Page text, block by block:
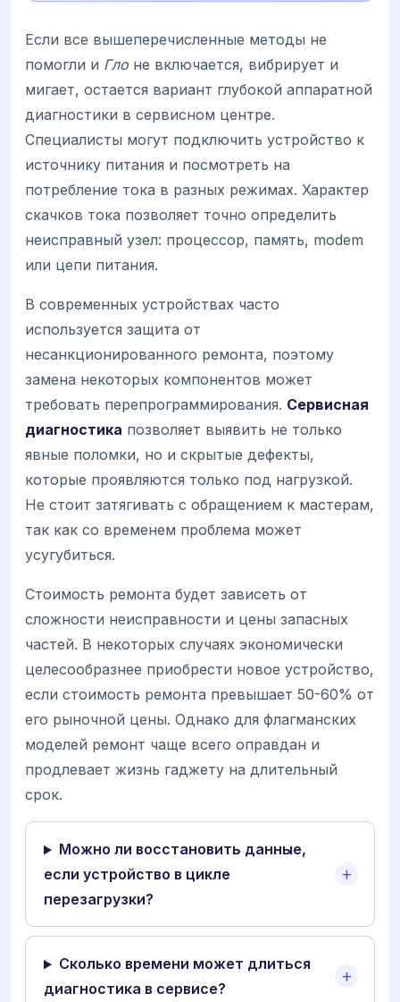
Если все вышеперечисленные методы не
помогли и Гло не включается, вибрирует и
мигает, остается вариант глубокой аппаратной
диагностики в сервисном центре.
Специалисты могут подключить устройство к
источнику питания и посмотреть на
потребление тока в разных режимах. Характер
скачков тока позволяет точно определить
неисправный узел: процессор, память, modem
или цепи питания.
В современных устройствах часто
используется защита от
несанкционированного ремонта, поэтому
замена некоторых компонентов может
требовать перепрограммирования. Сервисная
диагностика позволяет выявить не только
явные поломки, но и скрытые дефекты,
которые проявляются только под нагрузкой.
Не стоит затягивать с обращением к мастерам,
так как со временем проблема может
усугубиться.
Стоимость ремонта будет зависеть от
сложности неисправности и цены запасных
частей. В некоторых случаях экономически
целесообразнее приобрести новое устройство,
если стоимость ремонта превышает 50-60% от
его рыночной цены. Однако для флагманских
моделей ремонт чаще всего оправдан и
продлевает жизнь гаджету на длительный
срок.
Можно ли восстановить данные,
если устройство в цикле
перезагрузки?
Сколько времени может длиться
диагностика в сервисе?